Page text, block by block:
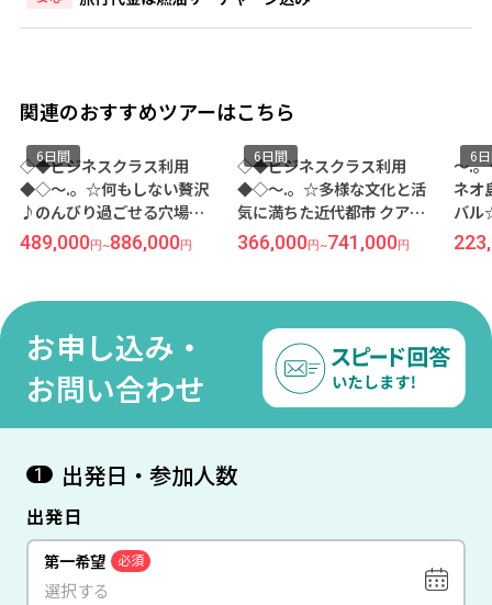
関連のおすすめツアーはこちら
利用
い贅沢
穴場リ
☆。.～熱
リゾー
ンカウ
レーシ
間/朝食付
円
◇◆ビジネスクラス利用
◆◇～.。☆多様な文化と活
気に満ちた近代都市 クアラ
ルンプール☆。.～高級ブラ
ンドが勢揃い♪スターヒル
ット ホテル クアラルンプー
ル』宿泊≪成田午前発/マレ
ーシア航空利用 4泊6日間/朝
食付き≫
6日間
366,000円~741,000円
～.。☆大自然の宝庫！ボ
ネオ島最大の都市 コタキ
バル☆。.～ボルネオ島の
醐味！自然保護区内の滞
型リゾート『シャングリ
泊 ≪成田発/マレーシア
利用 4泊6日間/朝食付き≫
6日間
223,000円~459,000円
お申し込み・
お問い合わせ
1 出発日・参加人数
出発日
第一希望 必須